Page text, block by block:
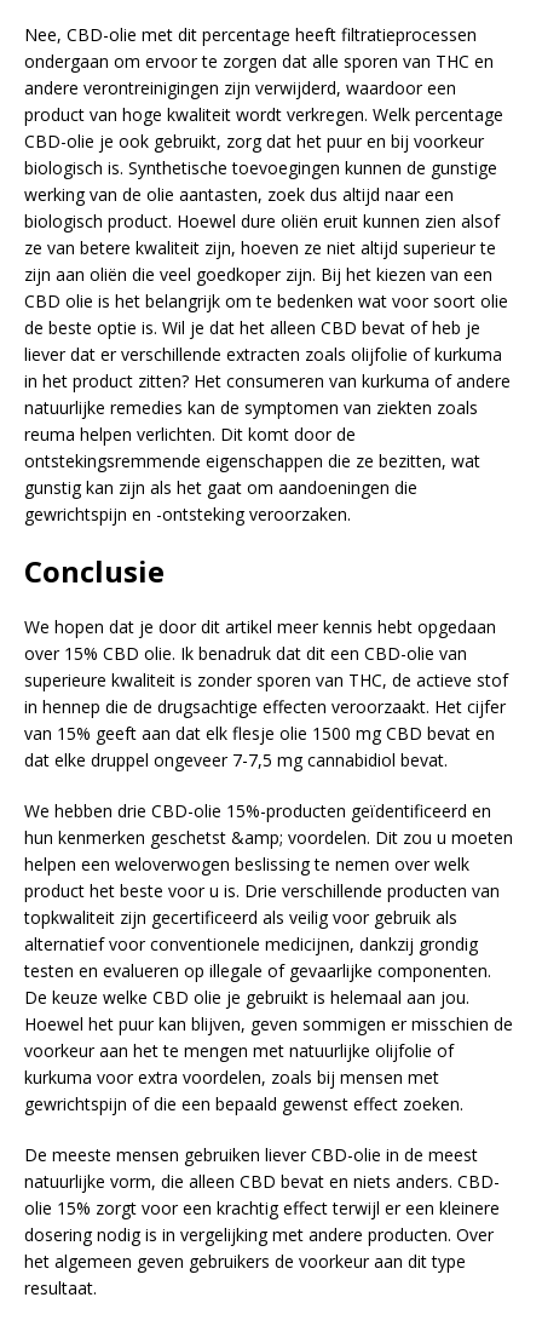
Nee, CBD-olie met dit percentage heeft filtratieprocessen
ondergaan om ervoor te zorgen dat alle sporen van THC en
andere verontreinigingen zijn verwijderd, waardoor een
product van hoge kwaliteit wordt verkregen. Welk percentage
CBD-olie je ook gebruikt, zorg dat het puur en bij voorkeur
biologisch is. Synthetische toevoegingen kunnen de gunstige
werking van de olie aantasten, zoek dus altijd naar een
biologisch product. Hoewel dure oliën eruit kunnen zien alsof
ze van betere kwaliteit zijn, hoeven ze niet altijd superieur te
zijn aan oliën die veel goedkoper zijn. Bij het kiezen van een
CBD olie is het belangrijk om te bedenken wat voor soort olie
de beste optie is. Wil je dat het alleen CBD bevat of heb je
liever dat er verschillende extracten zoals olijfolie of kurkuma
in het product zitten? Het consumeren van kurkuma of andere
natuurlijke remedies kan de symptomen van ziekten zoals
reuma helpen verlichten. Dit komt door de
ontstekingsremmende eigenschappen die ze bezitten, wat
gunstig kan zijn als het gaat om aandoeningen die
gewrichtspijn en -ontsteking veroorzaken.
Conclusie
We hopen dat je door dit artikel meer kennis hebt opgedaan
over 15% CBD olie. Ik benadruk dat dit een CBD-olie van
superieure kwaliteit is zonder sporen van THC, de actieve stof
in hennep die de drugsachtige effecten veroorzaakt. Het cijfer
van 15% geeft aan dat elk flesje olie 1500 mg CBD bevat en
dat elke druppel ongeveer 7-7,5 mg cannabidiol bevat.
We hebben drie CBD-olie 15%-producten geïdentificeerd en
hun kenmerken geschetst &amp; voordelen. Dit zou u moeten
helpen een weloverwogen beslissing te nemen over welk
product het beste voor u is. Drie verschillende producten van
topkwaliteit zijn gecertificeerd als veilig voor gebruik als
alternatief voor conventionele medicijnen, dankzij grondig
testen en evalueren op illegale of gevaarlijke componenten.
De keuze welke CBD olie je gebruikt is helemaal aan jou.
Hoewel het puur kan blijven, geven sommigen er misschien de
voorkeur aan het te mengen met natuurlijke olijfolie of
kurkuma voor extra voordelen, zoals bij mensen met
gewrichtspijn of die een bepaald gewenst effect zoeken.
De meeste mensen gebruiken liever CBD-olie in de meest
natuurlijke vorm, die alleen CBD bevat en niets anders. CBD-
olie 15% zorgt voor een krachtig effect terwijl er een kleinere
dosering nodig is in vergelijking met andere producten. Over
het algemeen geven gebruikers de voorkeur aan dit type
resultaat.